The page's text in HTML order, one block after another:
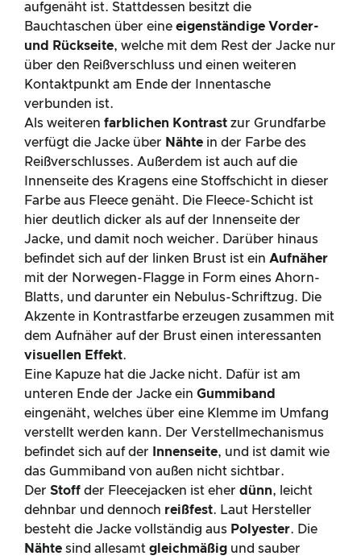
aufgenäht ist. Stattdessen besitzt die
Bauchtaschen über eine eigenständige Vorder-
und Rückseite, welche mit dem Rest der Jacke nur
über den Reißverschluss und einen weiteren
Kontaktpunkt am Ende der Innentasche
verbunden ist.
Als weiteren farblichen Kontrast zur Grundfarbe
verfügt die Jacke über Nähte in der Farbe des
Reißverschlusses. Außerdem ist auch auf die
Innenseite des Kragens eine Stoffschicht in dieser
Farbe aus Fleece genäht. Die Fleece-Schicht ist
hier deutlich dicker als auf der Innenseite der
Jacke, und damit noch weicher. Darüber hinaus
befindet sich auf der linken Brust ist ein Aufnäher
mit der Norwegen-Flagge in Form eines Ahorn-
Blatts, und darunter ein Nebulus-Schriftzug. Die
Akzente in Kontrastfarbe erzeugen zusammen mit
dem Aufnäher auf der Brust einen interessanten
visuellen Effekt.
Eine Kapuze hat die Jacke nicht. Dafür ist am
unteren Ende der Jacke ein Gummiband
eingenäht, welches über eine Klemme im Umfang
verstellt werden kann. Der Verstellmechanismus
befindet sich auf der Innenseite, und ist damit wie
das Gummiband von außen nicht sichtbar.
Der Stoff der Fleecejacken ist eher dünn, leicht
dehnbar und dennoch reißfest. Laut Hersteller
besteht die Jacke vollständig aus Polyester. Die
Nähte sind allesamt gleichmäßig und sauber